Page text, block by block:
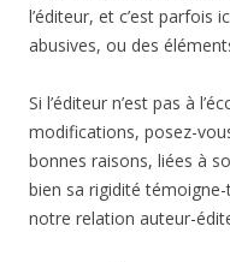
l’éditeur, et c’est parfois
abusives, ou des
Si l’éditeur n’est pas à
modifications, posez-
bonnes raisons, liées à
bien sa rigidité
notre relation auteur-